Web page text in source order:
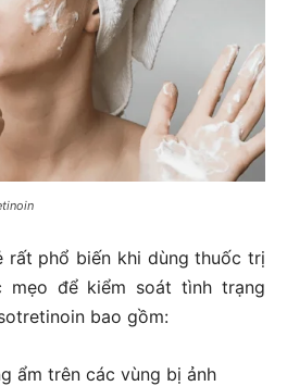
rất phổ biến khi dùng thuốc trị
mẹo để kiểm soát tình trạng
bao gồm:
ẩm trên các vùng bị ảnh